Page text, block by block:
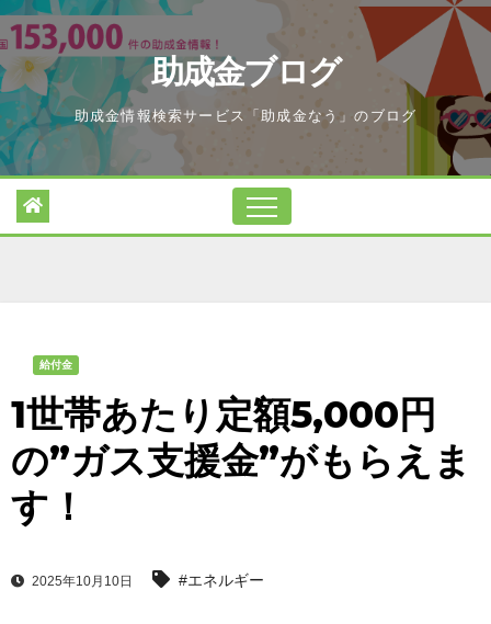
Skip
to
content
助成金ブログ
助成金情報検索サービス「助成金なう」のブログ
給付金
1世帯あたり定額5,000円
の”ガス支援金”がもらえま
す！
2025年10月10日 #エネルギー